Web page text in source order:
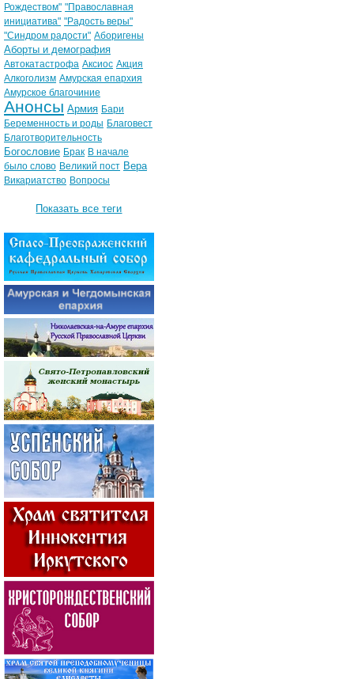
Рождеством" "Православная
инициатива" "Радость веры"
"Синдром радости" Аборигены
Аборты и демография
Автокатастрофа Аксиос Акция
Алкоголизм Амурская епархия
Амурское благочиние
Анонсы Армия Бари
Беременность и роды Благовест
Благотворительность
Богословие Брак В начале
было слово Великий пост Вера
Викариатство Вопросы
Показать все теги